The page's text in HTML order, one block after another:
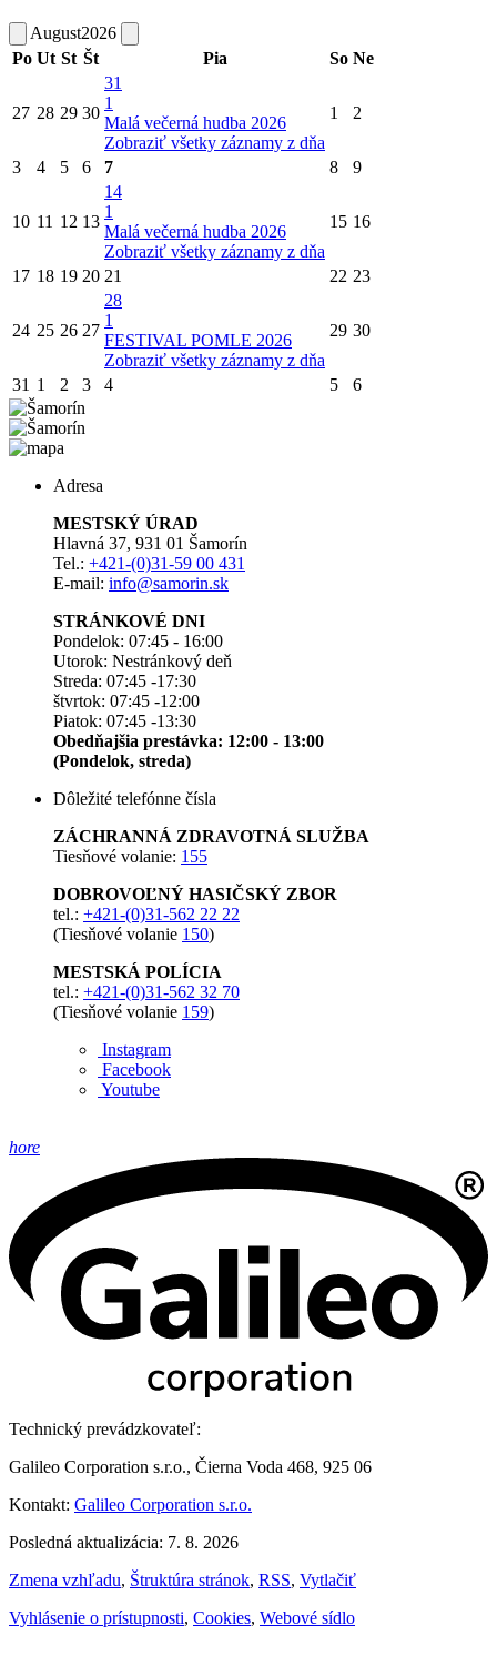
August2026
Po Ut St Št Pia So Ne
27 28 29 30
31
1
Malá večerná hudba 2026
Zobraziť všetky záznamy z dňa
1 2
3 4 5 6 7 8 9
10 11 12 13
14
1
Malá večerná hudba 2026
Zobraziť všetky záznamy z dňa
15 16
17 18 19 20 21 22 23
24 25 26 27
28
1
FESTIVAL POMLE 2026
Zobraziť všetky záznamy z dňa
29 30
31 1 2 3 4 5 6
Adresa
MESTSKÝ ÚRAD
Hlavná 37, 931 01 Šamorín
Tel.: +421-(0)31-59 00 431
E-mail: info@samorin.sk
STRÁNKOVÉ DNI
Pondelok: 07:45 - 16:00
Utorok: Nestránkový deň
Streda: 07:45 -17:30
štvrtok: 07:45 -12:00
Piatok: 07:45 -13:30
Obedňajšia prestávka: 12:00 - 13:00
(Pondelok, streda)
Dôležité telefónne čísla
ZÁCHRANNÁ ZDRAVOTNÁ SLUŽBA
Tiesňové volanie: 155
DOBROVOĽNÝ HASIČSKÝ ZBOR
tel.: +421-(0)31-562 22 22
(Tiesňové volanie 150)
MESTSKÁ POLÍCIA
tel.: +421-(0)31-562 32 70
(Tiesňové volanie 159)
Instagram
Facebook
Youtube
hore
Technický prevádzkovateľ:
Galileo Corporation s.r.o., Čierna Voda 468, 925 06
Kontakt: Galileo Corporation s.r.o.
Posledná aktualizácia: 7. 8. 2026
Zmena vzhľadu, Štruktúra stránok, RSS, Vytlačiť
Vyhlásenie o prístupnosti, Cookies, Webové sídlo